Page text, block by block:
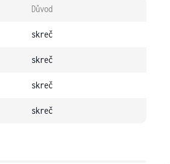
Důvod
skreč
skreč
skreč
skreč